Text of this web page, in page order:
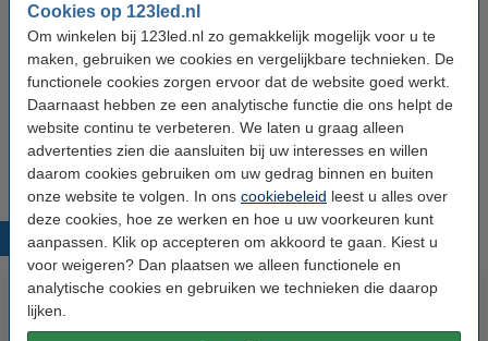
Cookies op 123led.nl
Om winkelen bij 123led.nl zo gemakkelijk mogelijk voor u te
maken, gebruiken we cookies en vergelijkbare technieken. De
functionele cookies zorgen ervoor dat de website goed werkt.
Daarnaast hebben ze een analytische functie die ons helpt de
website continu te verbeteren. We laten u graag alleen
advertenties zien die aansluiten bij uw interesses en willen
daarom cookies gebruiken om uw gedrag binnen en buiten
onze website te volgen. In ons cookiebeleid leest u alles over
deze cookies, hoe ze werken en hoe u uw voorkeuren kunt
aanpassen. Klik op accepteren om akkoord te gaan. Kiest u
voor weigeren? Dan plaatsen we alleen functionele en
analytische cookies en gebruiken we technieken die daarop
lijken.
Q-Nomic AAA batterijen | 24 stuks
€ 9,95
Q-Nomic AAA batterijen | 4 stuks
€ 6,95
Populaire producten